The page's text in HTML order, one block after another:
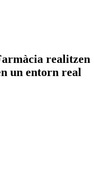
realitzen
un entorn real